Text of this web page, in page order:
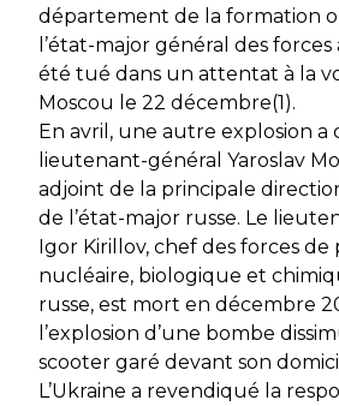
département de la formation
l’état-major général des forces
été tué dans un attentat à la
Moscou le 22 décembre(1).
En avril, une autre explosion a
lieutenant-général Yaroslav
adjoint de la principale
de l’état-major russe. Le
Igor Kirillov, chef des forces
nucléaire, biologique et
russe, est mort en décembre
l’explosion d’une bombe
scooter garé devant son
L’Ukraine a revendiqué la